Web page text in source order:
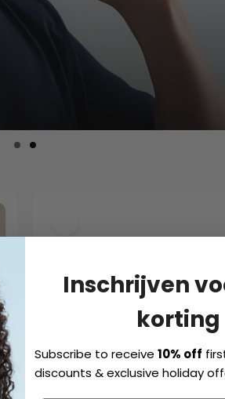
Inschrijven
korting
Subscribe to receive10% off
discounts & exclusive holiday